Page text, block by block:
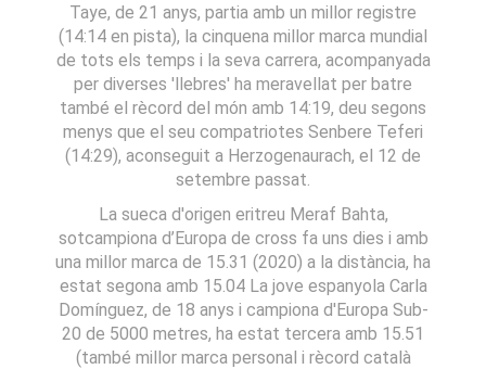
Taye, de 21 anys, partia amb un millor registre
(14:14 en pista), la cinquena millor marca mundial
de tots els temps i la seva carrera, acompanyada
per diverses 'llebres' ha meravellat per batre
també el rècord del món amb 14:19, deu segons
menys que el seu compatriotes Senbere Teferi
(14:29), aconseguit a Herzogenaurach, el 12 de
setembre passat.
La sueca d'origen eritreu Meraf Bahta,
sotcampiona d’Europa de cross fa uns dies i amb
una millor marca de 15.31 (2020) a la distància, ha
estat segona amb 15.04 La jove espanyola Carla
Domínguez, de 18 anys i campiona d'Europa Sub-
20 de 5000 metres, ha estat tercera amb 15.51
(també millor marca personal i rècord català